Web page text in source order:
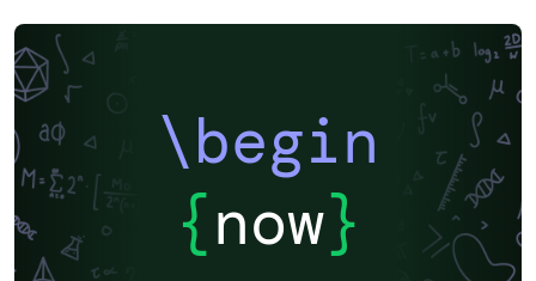
\begin
{now}